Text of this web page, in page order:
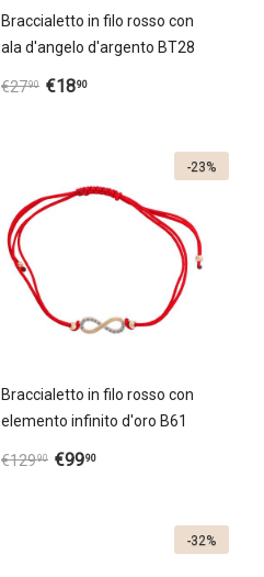
Braccialetto in filo rosso con
ala d'angelo d'argento BT28
€2790 €1890
Braccialetto in filo rosso con
elemento infinito d'oro B61
€12990 €9990
-23%
-32%